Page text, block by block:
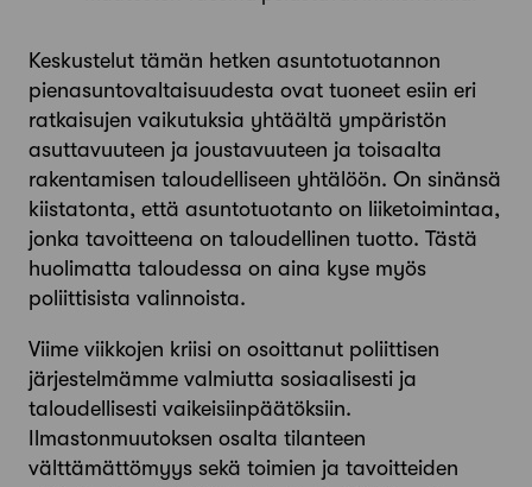
Keskustelut tämän hetken asuntotuotannon
pienasuntovaltaisuudesta ovat tuoneet esiin eri
ratkaisujen vaikutuksia yhtäältä ympäristön
asuttavuuteen ja joustavuuteen ja toisaalta
rakentamisen taloudelliseen yhtälöön. On sinänsä
kiistatonta, että asuntotuotanto on liiketoimintaa,
jonka tavoitteena on taloudellinen tuotto. Tästä
huolimatta taloudessa on aina kyse myös
poliittisista valinnoista.
Viime viikkojen kriisi on osoittanut poliittisen
järjestelmämme valmiutta sosiaalisesti ja
taloudellisesti vaikeisiinpäätöksiin.
Ilmastonmuutoksen osalta tilanteen
välttämättömyys sekä toimien ja tavoitteiden